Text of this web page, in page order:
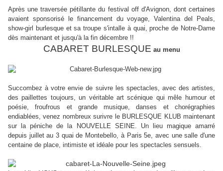
Après une traversée pétillante du festival off d'Avignon, dont certaines
avaient sponsorisé le financement du voyage, Valentina del Peals,
show-girl burlesque et sa troupe s'intalle à quai, proche de Notre-Dame
dès maintenant et jusqu'à la fin décembre !!
CABARET BURLESQUE au menu
Succombez à votre envie de suivre les spectacles, avec des artistes,
des paillettes toujours, un véritable art scénique qui mêle humour et
poésie, froufrous et grande musique, danses et chorégraphies
endiablées, venez nombreux surivre le BURLESQUE KLUB maintenant
sur la péniche de la NOUVELLE SEINE. Un lieu magique amarré
depuis juillet au 3 quai de Montebello, à Paris 5e, avec une salle d'une
centaine de place, intimiste et idéale pour les spectacles sensuels.